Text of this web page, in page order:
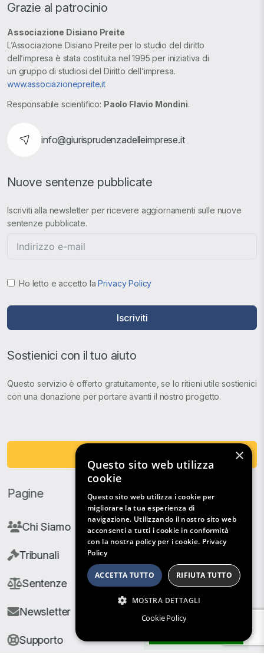
Grazie al patrocinio
Associazione Disiano Preite
L’Associazione Disiano Preite per lo studio del diritto
dell’impresa è stata costituita nel 1995 per iniziativa di
un gruppo di studiosi del Diritto dell’impresa.
www.associazionepreite.it
Responsabile scientifico: Paolo Flavio Mondini.
info@giurisprudenzadelleimprese.it
Nuove sentenze pubblicate
Iscriviti alla newsletter per ricevere aggiornamenti sulle nuove
sentenze pubblicate.
Ho letto e accetto laPrivacy Policy
Iscriviti
Sostienici con il tuo aiuto
Questo servizio è offerto gratuitamente, se lo ritieni utile sostienici
con una donazione per portare avanti il nostro progetto.
Pagine
Chi Siamo
Tribunali
Sentenze
Newsletter
Supporto
×
Questo sito web utilizza
cookie
Questo sito web utilizza i cookie per
migliorare la tua esperienza di
navigazione. Utilizzando il nostro sito web
acconsenti a tutti i cookie in conformità
con la nostra policy per i cookie. Privacy
Policy
ACCETTA TUTTO RIFIUTA TUTTO
MOSTRA DETTAGLI
Cookie Policy